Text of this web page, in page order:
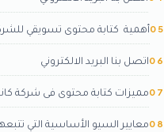
05أهمية كتابة محتوى تسويقي
06اتصل بنا البريد الالكتروني
07مميزات كتابة محتوى فى شركة
08معايير السيو الأساسية التي